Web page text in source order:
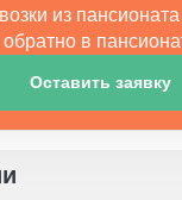
из
в
Оставить заявку